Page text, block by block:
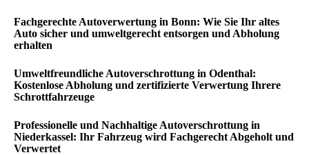
Fachgerechte Autoverwertung in Bonn: Wie Sie Ihr altes
Auto sicher und umweltgerecht entsorgen und Abholung
erhalten
Umweltfreundliche Autoverschrottung in Odenthal:
Kostenlose Abholung und zertifizierte Verwertung Ihrere
Schrottfahrzeuge
Professionelle und Nachhaltige Autoverschrottung in
Niederkassel: Ihr Fahrzeug wird Fachgerecht Abgeholt und
Verwertet